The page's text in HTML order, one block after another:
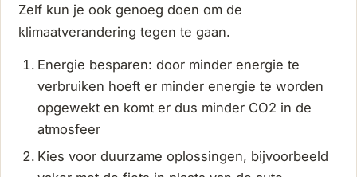
Zelf kun je ook genoeg doen om de
klimaatverandering tegen te gaan.
Energie besparen: door minder energie te
verbruiken hoeft er minder energie te worden
opgewekt en komt er dus minder CO2 in de
atmosfeer
Kies voor duurzame oplossingen, bijvoorbeeld